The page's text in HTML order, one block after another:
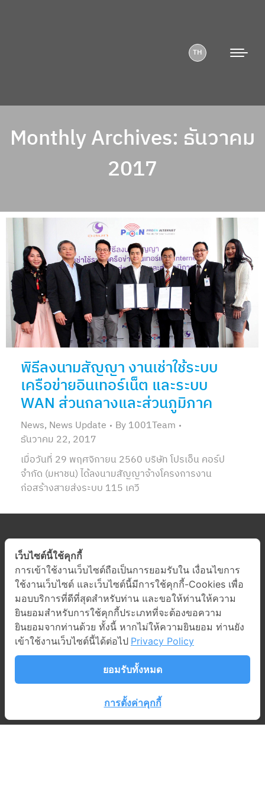
TH
Monthly Archives: ธันวาคม
2017
พิธีลงนามสัญญา งานเช่าใช้ระบบ
เครือข่ายอินเทอร์เน็ต และระบบ
WAN ส่วนกลางและส่วนภูมิภาค
News, News Update By1001Team
ธันวาคม 22, 2017
เมื่อวันที่ 29 พฤศจิกายน 2560 บริษัท โปรเอ็น คอร์ป
จำกัด (มหาชน) ได้ลงนามสัญญาจ้างโครงการงาน
ก่อสร้างสายส่งระบบ 115 เควี
เว็บไซต์นี้ใช้คุกกี้
การเข้าใช้งานเว็บไซต์ถือเป็นการยอมรับใน เงื่อนไขการ
ใช้งานเว็บไซต์ และเว็บไซต์นี้มีการใช้คุกกี้-Cookies เพื่อ
มอบบริการที่ดีที่สุดสำหรับท่าน และขอให้ท่านให้ความ
ยินยอมสำหรับการใช้คุกกี้ประเภทที่จะต้องขอความ
ยินยอมจากท่านด้วย ทั้งนี้ หากไม่ให้ความยินยอม ท่านยัง
เข้าใช้งานเว็บไซต์นี้ได้ต่อไป Privacy Policy
ยอมรับทั้งหมด
การตั้งค่าคุกกี้